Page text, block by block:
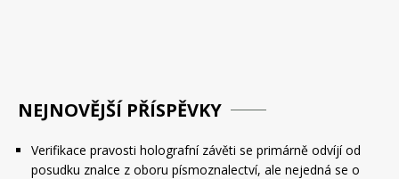
NEJNOVĚJŠÍ PŘÍSPĚVKY
Verifikace pravosti holografní závěti se primárně odvíjí od
posudku znalce z oboru písmoznalectví, ale nejedná se o